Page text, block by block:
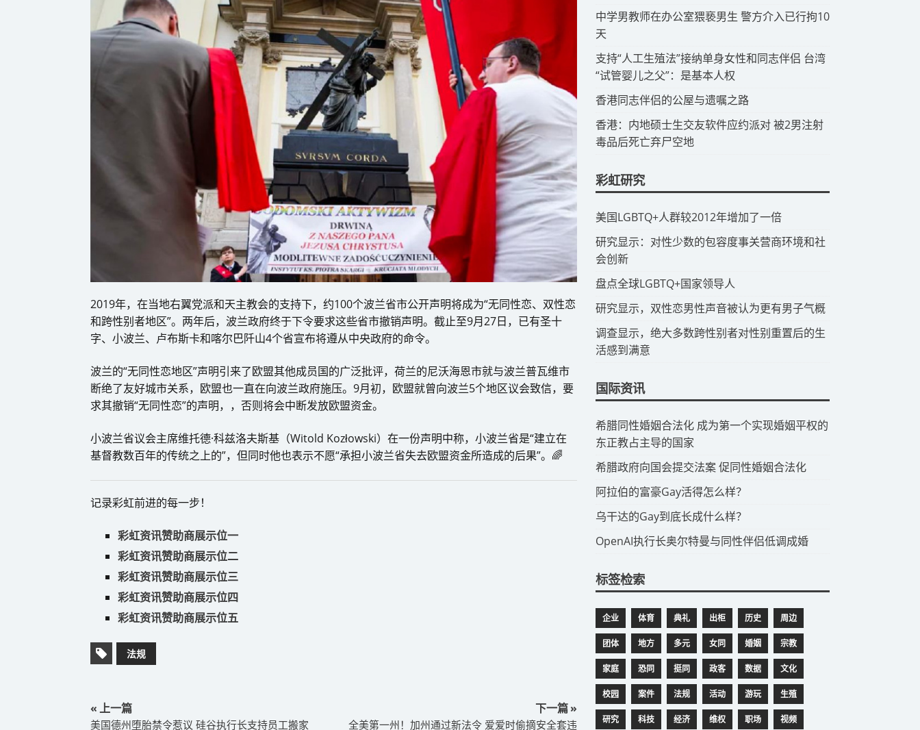
2019年，在当地右翼党派和天主教会的支持下，约100个波兰省市公开声明将成为“无同性恋、双性恋
和跨性别者地区”。两年后，波兰政府终于下令要求这些省市撤销声明。截止至9月27日，已有圣十
字、小波兰、卢布斯卡和喀尔巴阡山4个省宣布将遵从中央政府的命令。
波兰的“无同性恋地区”声明引来了欧盟其他成员国的广泛批评，荷兰的尼沃海恩市就与波兰普瓦维市
断绝了友好城市关系，欧盟也一直在向波兰政府施压。9月初，欧盟就曾向波兰5个地区议会致信，要
求其撤销“无同性恋”的声明，，否则将会中断发放欧盟资金。
小波兰省议会主席维托德·科兹洛夫斯基（Witold Kozłowski）在一份声明中称，小波兰省是“建立在
基督教数百年的传统之上的”，但同时他也表示不愿“承担小波兰省失去欧盟资金所造成的后果”。🌈
记录彩虹前进的每一步！
彩虹资讯赞助商展示位一
彩虹资讯赞助商展示位二
彩虹资讯赞助商展示位三
彩虹资讯赞助商展示位四
彩虹资讯赞助商展示位五
法规
« 上一篇
美国德州堕胎禁令惹议 硅谷执行长支持员工搬家
下一篇 »
全美第一州！加州通过新法令 爱爱时偷摘安全套违
​中学男教师在办公室猥亵男生 警方介入已行拘10
天
​支持“人工生殖法”接纳单身女性和同志伴侣 台湾
“试管婴儿之父”：是基本人权
​香港同志伴侣的公屋与遗嘱之路
​香港：内地硕士生交友软件应约派对 被2男注射
毒品后死亡弃尸空地
彩虹研究
​美国LGBTQ+人群较2012年增加了一倍
​研究显示：对性少数的包容度事关营商环境和社
会创新
​盘点全球LGBTQ+国家领导人
研究显示，双性恋男性声音被认为更有男子气概
调查显示，绝大多数跨性别者对性别重置后的生
活感到满意
国际资讯
​希腊同性婚姻合法化 成为第一个实现婚姻平权的
东正教占主导的国家
​希腊政府向国会提交法案 促同性婚姻合法化
​阿拉伯的富豪Gay活得怎么样？
​乌干达的Gay到底长成什么样？
​OpenAI执行长奥尔特曼与同性伴侣低调成婚
标签检索
企业 体育 典礼 出柜 历史 周边
团体 地方 多元 女同 婚姻 宗教
家庭 恐同 挺同 政客 数据 文化
校园 案件 法规 活动 游玩 生殖
研究 科技 经济 维权 职场 视频